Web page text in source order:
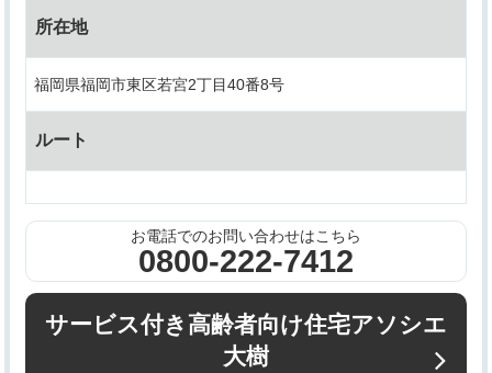
所在地
福岡県福岡市東区若宮2丁目40番8号
ルート
お電話でのお問い合わせはこちら
0800-222-7412
サービス付き高齢者向け住宅アソシエ
大樹